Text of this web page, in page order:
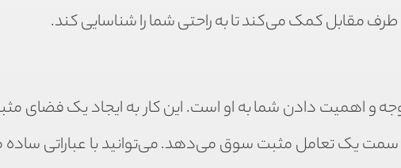
مقابل کمک می‌کند تا به راحتی شما را شناسایی کند.
و اهمیت دادن شما به او است. این کار به ایجاد یک فضای
سمت یک تعامل مثبت سوق می‌دهد. می‌توانید با عباراتی ساده